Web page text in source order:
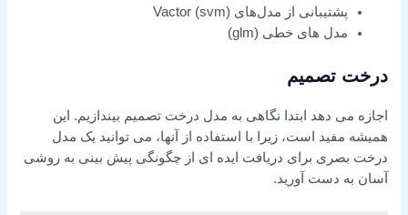
پشتیبانی از مدل‌های Vactor (svm)
مدل های خطی (glm)
درخت تصمیم
اجازه می دهد ابتدا نگاهی به مدل درخت تصمیم بیندازیم. این
همیشه مفید است، زیرا با استفاده از آنها، می توانید یک مدل
درخت بصری برای دریافت ایده ای از چگونگی پیش بینی به روشی
آسان به دست آورید.